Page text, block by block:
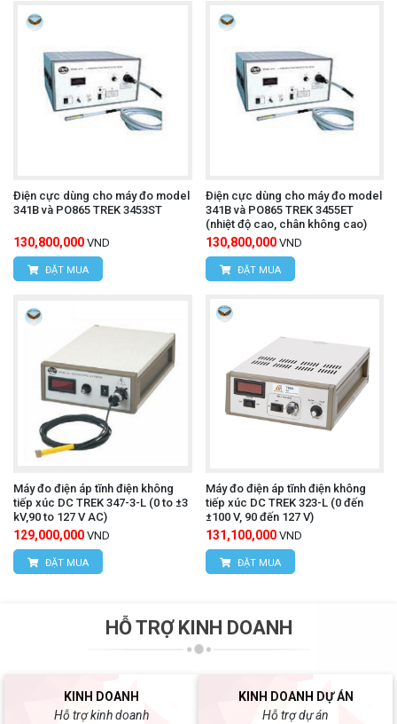
Điện cực dùng cho máy đo model
341B và PO865 TREK 3453ST
130,800,000 VND
ĐẶT MUA
Điện cực dùng cho máy đo model
341B và PO865 TREK 3455ET
(nhiệt độ cao, chân không cao)
130,800,000 VND
ĐẶT MUA
Máy đo điện áp tĩnh điện không
tiếp xúc DC TREK 347-3-L (0 to ±3
kV,90 to 127 V AC)
129,000,000 VND
ĐẶT MUA
Máy đo điện áp tĩnh điện không
tiếp xúc DC TREK 323-L (0 đến
±100 V, 90 đến 127 V)
131,100,000 VND
ĐẶT MUA
HỖ TRỢ KINH DOANH
KINH DOANH
Hỗ trợ kinh doanh
KINH DOANH DỰ ÁN
Hỗ trợ dự án